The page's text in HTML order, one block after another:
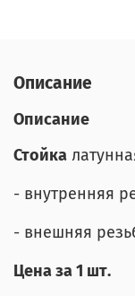
Описание
Описание
Стойка
- внутренняя
- внешняя
Цена за 1 шт.